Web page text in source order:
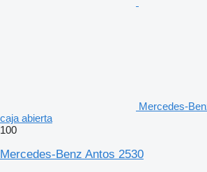
Mercedes-
caja abierta
100
Mercedes-Benz Antos 2530